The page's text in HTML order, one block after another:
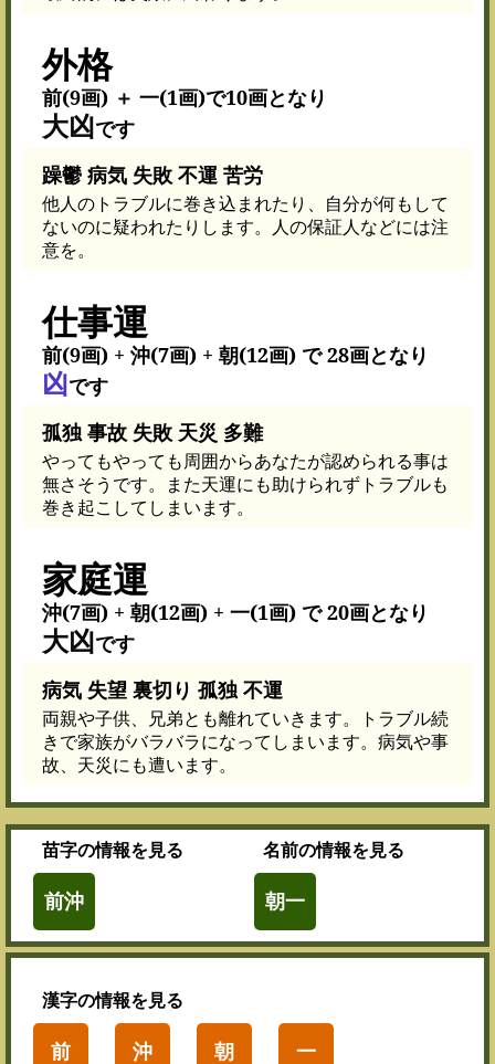
外格
前(9画) ＋ 一(1画)で10画となり
大凶です
躁鬱 病気 失敗 不運 苦労
他人のトラブルに巻き込まれたり、自分が何もして
ないのに疑われたりします。人の保証人などには注
意を。
仕事運
前(9画) + 沖(7画) + 朝(12画) で 28画となり
凶です
孤独 事故 失敗 天災 多難
やってもやっても周囲からあなたが認められる事は
無さそうです。また天運にも助けられずトラブルも
巻き起こしてしまいます。
家庭運
沖(7画) + 朝(12画) + 一(1画) で 20画となり
大凶です
病気 失望 裏切り 孤独 不運
両親や子供、兄弟とも離れていきます。トラブル続
きで家族がバラバラになってしまいます。病気や事
故、天災にも遭います。
苗字の情報を見る
前沖
名前の情報を見る
朝一
漢字の情報を見る
前 沖 朝 一